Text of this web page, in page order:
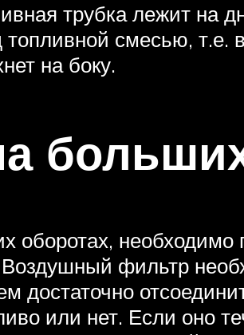
трубка лежит на
топливной смесью,
на боку.
оборотах,
фильтр
достаточно
или нет. Если оно